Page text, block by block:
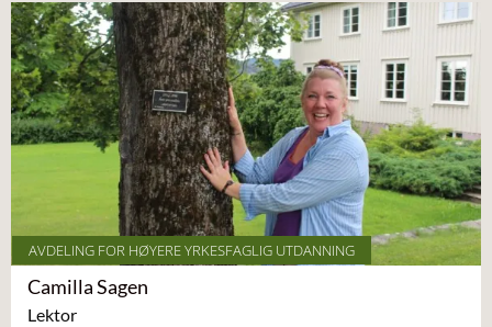
AVDELING FOR HØYERE YRKESFAGLIG UTDANNING
Camilla Sagen
Lektor